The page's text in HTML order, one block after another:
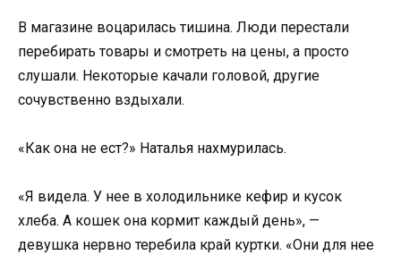
В магазине воцарилась тишина. Люди перестали
перебирать товары и смотреть на цены, а просто
слушали. Некоторые качали головой, другие
сочувственно вздыхали.
«Как она не ест?» Наталья нахмурилась.
«Я видела. У нее в холодильнике кефир и кусок
хлеба. А кошек она кормит каждый день», —
девушка нервно теребила край куртки. «Они для нее